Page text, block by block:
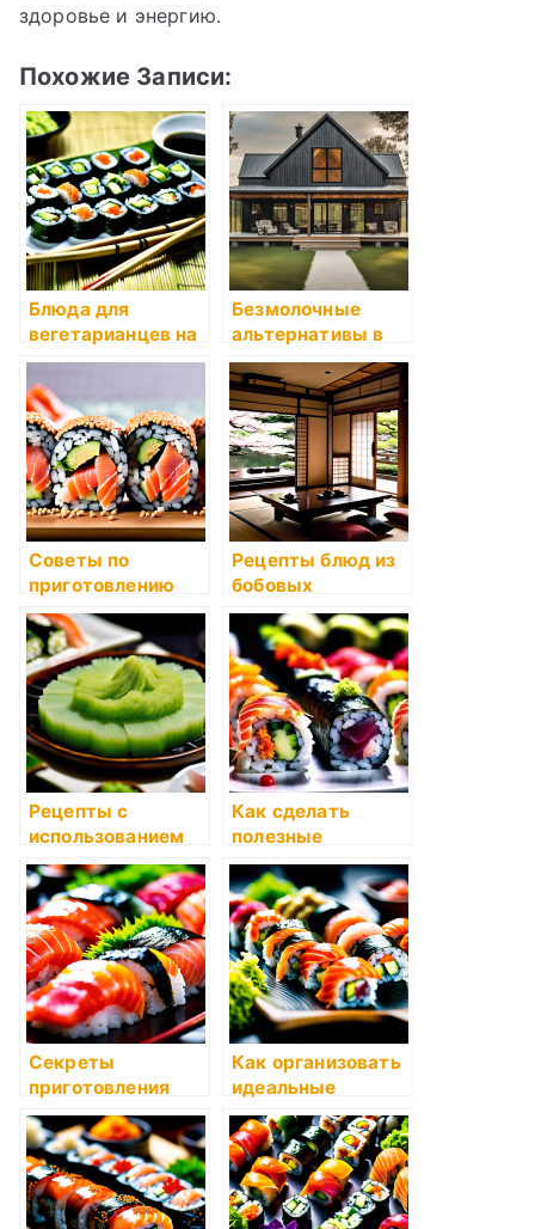
здоровье и энергию.
Похожие Записи:
Блюда для
вегетарианцев на
растительной
основе
Безмолочные
альтернативы в
повседневном
рационе
Советы по
приготовлению
дешевых блюд
Рецепты блюд из
бобовых
Рецепты с
использованием
суперфудов
Как сделать
полезные
рационы для
похудения
Секреты
приготовления
соусов
Как организовать
идеальные
выходные с
готовкой